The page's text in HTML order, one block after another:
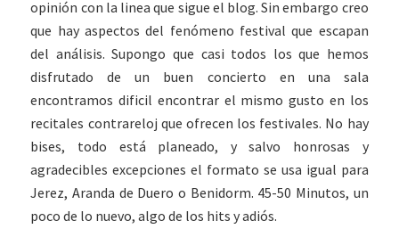
opinión con la linea que sigue el blog. Sin embargo creo
que hay aspectos del fenómeno festival que escapan
del análisis. Supongo que casi todos los que hemos
disfrutado de un buen concierto en una sala
encontramos dificil encontrar el mismo gusto en los
recitales contrareloj que ofrecen los festivales. No hay
bises, todo está planeado, y salvo honrosas y
agradecibles excepciones el formato se usa igual para
Jerez, Aranda de Duero o Benidorm. 45-50 Minutos, un
poco de lo nuevo, algo de los hits y adiós.